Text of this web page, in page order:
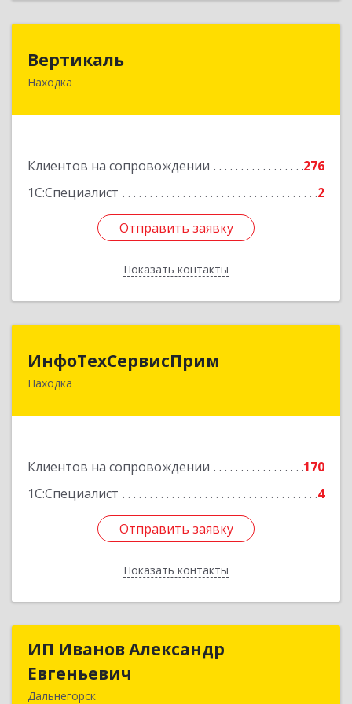
Вертикаль
Находка
Клиентов на сопровождении
276
1С:Специалист
2
Отправить заявку
Показать контакты
Отправить заявку
Назад
ИнфоТехСервисПрим
Находка
Клиентов на сопровождении
170
1С:Специалист
4
Отправить заявку
Показать контакты
Отправить заявку
Назад
ИП Иванов Александр
Евгеньевич
Дальнегорск
ИП Иванов Александр